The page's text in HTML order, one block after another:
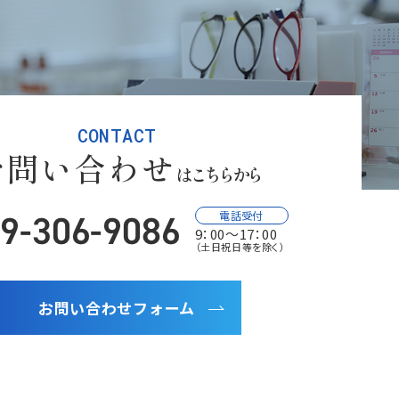
CONTACT
い合わせ はこちらから
電話受付
9：00～17：00
（土日祝日等を除く）
お問い合わせフォーム